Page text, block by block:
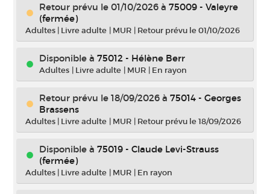
Retour prévu le 01/10/2026 à 75009 - Valeyre
(fermée)
Adultes | Livre adulte | MUR | Retour prévu le 01/10/2026
Disponible à 75012 - Hélène Berr
Adultes | Livre adulte | MUR | En rayon
Retour prévu le 18/09/2026 à 75014 - Georges
Brassens
Adultes | Livre adulte | MUR | Retour prévu le 18/09/2026
Disponible à 75019 - Claude Levi-Strauss
(fermée)
Adultes | Livre adulte | MUR | En rayon